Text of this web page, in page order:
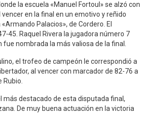
la escuela «Manuel Fortoul» se alzó con
en la final en un emotivo y reñido
Palacios», de Cordero. El
45. Raquel Rivera la jugadora número 7
nombrada la más valiosa de la final.
el trofeo de campeón le correspondió a
al vencer con marcador de 82-76 a
Rubio.
más destacado de esta disputada final,
De muy buena actuación en la victoria